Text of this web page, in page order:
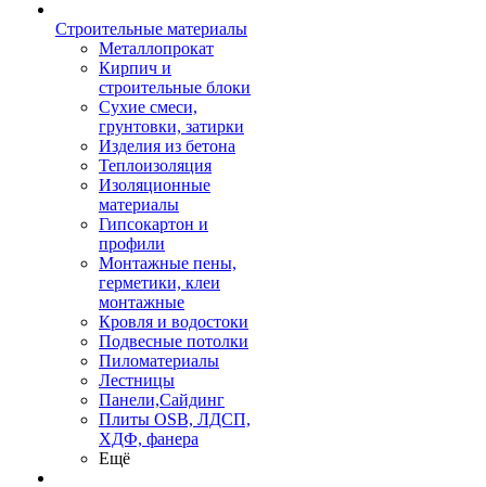
Строительные материалы
Металлопрокат
Кирпич и
строительные блоки
Сухие смеси,
грунтовки, затирки
Изделия из бетона
Теплоизоляция
Изоляционные
материалы
Гипсокартон и
профили
Монтажные пены,
герметики, клеи
монтажные
Кровля и водостоки
Подвесные потолки
Пиломатериалы
Лестницы
Панели,Сайдинг
Плиты OSB, ЛДСП,
ХДФ, фанера
Ещё